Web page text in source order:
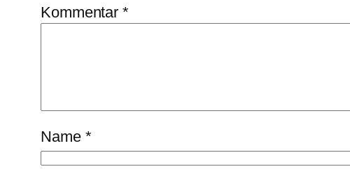
Kommentar*
Name *